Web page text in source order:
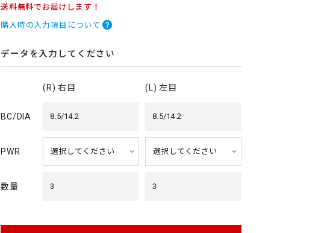
0
s
r
r
t
i
送料無料でお届けします！
購入時の入力項目について
データを入力してください
(R) 右目 (L) 左目
BC/DIA 8.5/14.2 8.5/14.2
PWR
数量 3 3